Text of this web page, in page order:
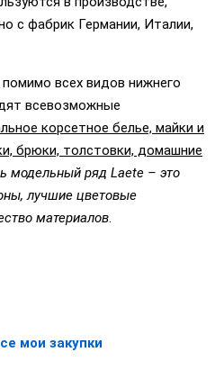
с фабрик Германии, Италии,
всех видов нижнего
всевозможные
корсетное белье, майки и
брюки, толстовки, домашние
модельный ряд Laete – это
лучшие цветовые
материалов.
мои закупки